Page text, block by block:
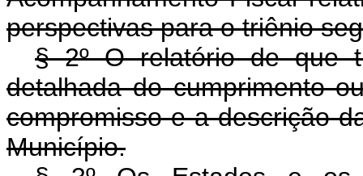
perspectivas para o triênio
§ 2º O relatório de que
detalhada do cumprimento
compromisso e a descrição
Município.